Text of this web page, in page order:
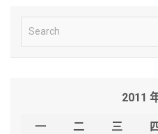
e
2011
一 二 三